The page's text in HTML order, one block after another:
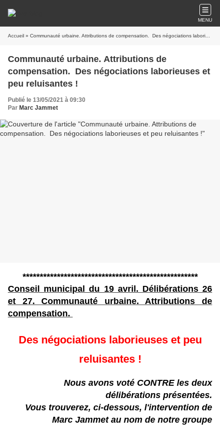
MENU
Accueil » Communauté urbaine. Attributions de compensation. Des négociations laborieuses et peu reluisantes !
Communauté urbaine. Attributions de
compensation. Des négociations laborieuses et
peu reluisantes !
Publié le 13/05/2021 à 09:30
Par Marc Jammet
***************************************************
Conseil municipal du 19 avril. Délibérations 26
et 27. Communauté urbaine. Attributions de
compensation.
Des négociations laborieuses et peu
reluisantes !
Nous avons voté CONTRE les deux
délibérations présentées.
Vous trouverez, ci-dessous, l'intervention de
Marc Jammet au nom de notre groupe